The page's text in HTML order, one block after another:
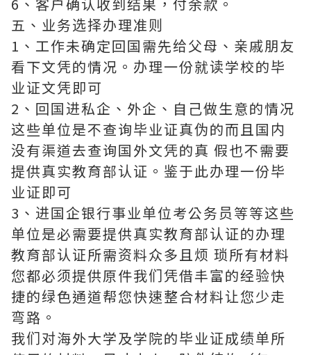
五、业务选择办理准则
1、工作未确定回国需先给父母、亲戚朋友
看下文凭的情况。办理一份就读学校的毕
业证文凭即可
2、回国进私企、外企、自己做生意的情况
这些单位是不查询毕业证真伪的而且国内
没有渠道去查询国外文凭的真 假也不需要
提供真实教育部认证。鉴于此办理一份毕
业证即可
3、进国企银行事业单位考公务员等等这些
单位是必需要提供真实教育部认证的办理
教育部认证所需资料众多且烦 琐所有材料
您都必须提供原件我们凭借丰富的经验快
捷的绿色通道帮您快速整合材料让您少走
弯路。
我们对海外大学及学院的毕业证成绩单所